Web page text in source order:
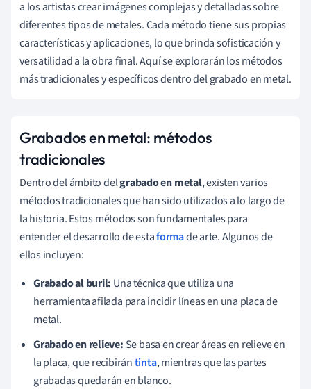
a los artistas crear imágenes complejas y detalladas sobre
diferentes tipos de metales. Cada método tiene sus propias
características y aplicaciones, lo que brinda sofisticación y
versatilidad a la obra final. Aquí se explorarán los métodos
más tradicionales y específicos dentro del grabado en metal.
Grabados en metal: métodos
tradicionales
Dentro del ámbito delgrabado en metal, existen varios
métodos tradicionales que han sido utilizados a lo largo de
la historia. Estos métodos son fundamentales para
entender el desarrollo de estaformade arte. Algunos de
ellos incluyen:
Grabado al buril: Una técnica que utiliza una
herramienta afilada para incidir líneas en una placa de
metal.
Grabado en relieve: Se basa en crear áreas en relieve en
la placa, que recibirántinta, mientras que las partes
grabadas quedarán en blanco.